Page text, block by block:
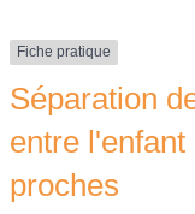
Fiche pratique
Séparation
entre
proches